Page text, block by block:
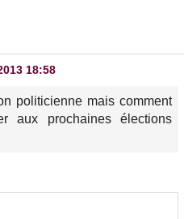
18:58
politicienne mais comment
aux prochaines élections